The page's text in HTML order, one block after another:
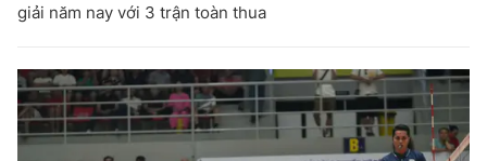
giải năm nay với 3 trận toàn thua